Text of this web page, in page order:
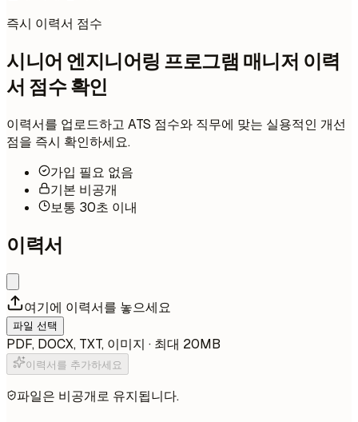
즉시 이력서 점수
시니어 엔지니어링 프로그램 매니저 이력
서 점수 확인
이력서를 업로드하고 ATS 점수와 직무에 맞는 실용적인 개선
점을 즉시 확인하세요.
가입 필요 없음
기본 비공개
보통 30초 이내
이력서
여기에 이력서를 놓으세요
파일 선택
PDF, DOCX, TXT, 이미지 · 최대 20MB
이력서를 추가하세요
파일은 비공개로 유지됩니다.